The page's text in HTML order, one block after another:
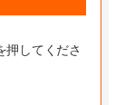
押してくださ